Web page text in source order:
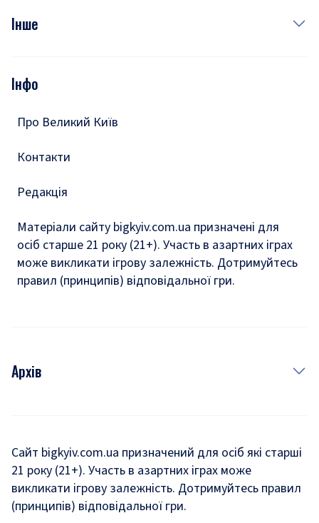
Фото
Подкасти
Інше
Тести
Інфо
Про Великий Київ
Контакти
Редакція
Матеріали сайту bigkyiv.com.ua призначені для
осіб старше 21 року (21+). Участь в азартних іграх
може викликати ігрову залежність. Дотримуйтесь
правил (принципів) відповідальної гри.
Архів
Комуналка
Хроніки війни
Сайт bigkyiv.com.ua призначений для осіб які старші
21 року (21+). Участь в азартних іграх може
викликати ігрову залежність. Дотримуйтесь правил
(принципів) відповідальної гри.